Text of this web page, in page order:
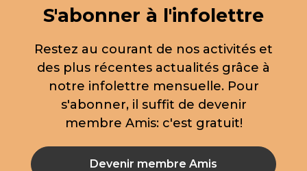
S'abonner à l'infolettre
Restez au courant de nos activités et
des plus récentes actualités grâce à
notre infolettre mensuelle. Pour
s'abonner, il suffit de devenir
membre Amis: c'est gratuit!
Devenir membre Amis